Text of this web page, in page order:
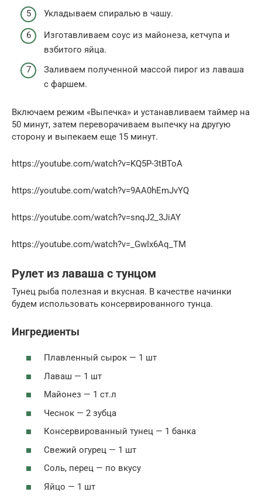
Укладываем спиралью в чашу.
Изготавливаем соус из майонеза, кетчупа и
взбитого яйца.
Заливаем полученной массой пирог из лаваша
с фаршем.
Включаем режим «Выпечка» и устанавливаем таймер на
50 минут, затем переворачиваем выпечку на другую
сторону и выпекаем еще 15 минут.
https://youtube.com/watch?v=KQ5P-3tBToA
https://youtube.com/watch?v=9AA0hEmJvYQ
https://youtube.com/watch?v=snqJ2_3JiAY
https://youtube.com/watch?v=_GwIx6Aq_TM
Рулет из лаваша с тунцом
Тунец рыба полезная и вкусная. В качестве начинки
будем использовать консервированного тунца.
Ингредиенты
Плавленный сырок — 1 шт
Лаваш — 1 шт
Майонез — 1 ст.л
Чеснок — 2 зубца
Консервированный тунец — 1 банка
Свежий огурец — 1 шт
Соль, перец — по вкусу
Яйцо — 1 шт